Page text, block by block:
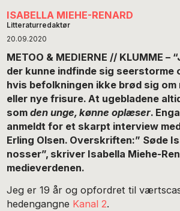
ISABELLA MIEHE-RENARD
Litteraturredaktør
20.09.2020
METOO & MEDIERNE // KLUMME –
der kunne indfinde sig seerstorme
hvis befolkningen ikke brød sig om
eller nye frisure. At ugebladene
somden unge, kønne oplæser.
anmeldt for et skarpt interview
Erling Olsen. Overskriften:” Søde
nosser”, skriver Isabella Miehe-
medieverdenen.
Jeg er 19 år og opfordret til
hedengangne Kanal 2.